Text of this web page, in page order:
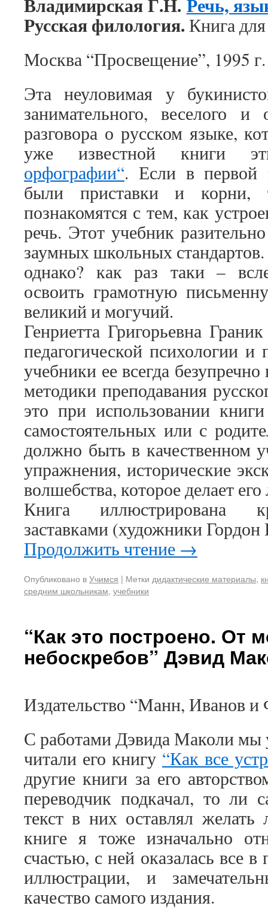
Русская филология. Книга
Москва “Просвещение”, 1995
Эта неуловимая у
занимательного, веселого и
разговора о русском языке,
уже известной книги
орфографии“. Если в первой
были приставки и корни,
познакомятся с тем, как
речь. Этот учебник
заумных школьных
однако? как раз таки –
освоить грамотную
великий и могучий.
Генриетта Григорьевна
педагогической психологии
учебники ее всегда
методики преподавания
это при использовании
самостоятельных или с
должно быть в качественном
упражнения, исторические
волшебства, которое делает
Книга иллюстрирована
заставками (художники
Продолжить чтение →
Опубликовано вУчимся | Метки дидактические материалы,
средним школьникам, учебники
“Как это построено. От
небоскребов” Дэвид
Издательство “Манн, Иванов и
С работами Дэвида Маколи мы
читали его книгу “Как все
другие книги за его
переводчик подкачал, то ли
текст в них оставлял
книге я тоже изначально
счастью, с ней оказалась все
иллюстрации, и
качество самого издания.